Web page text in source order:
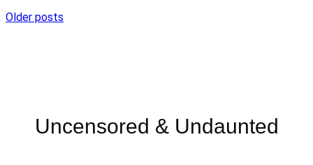
Posts
Older posts
Uncensored & Undaunted